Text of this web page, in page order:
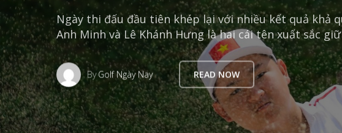
Ngày thi đấu đầu tiên khép lại với nhiều kết quả khả
Anh Minh và Lê Khánh Hưng là hai cái tên xuất sắc
By Golf Ngày Nay READ NOW